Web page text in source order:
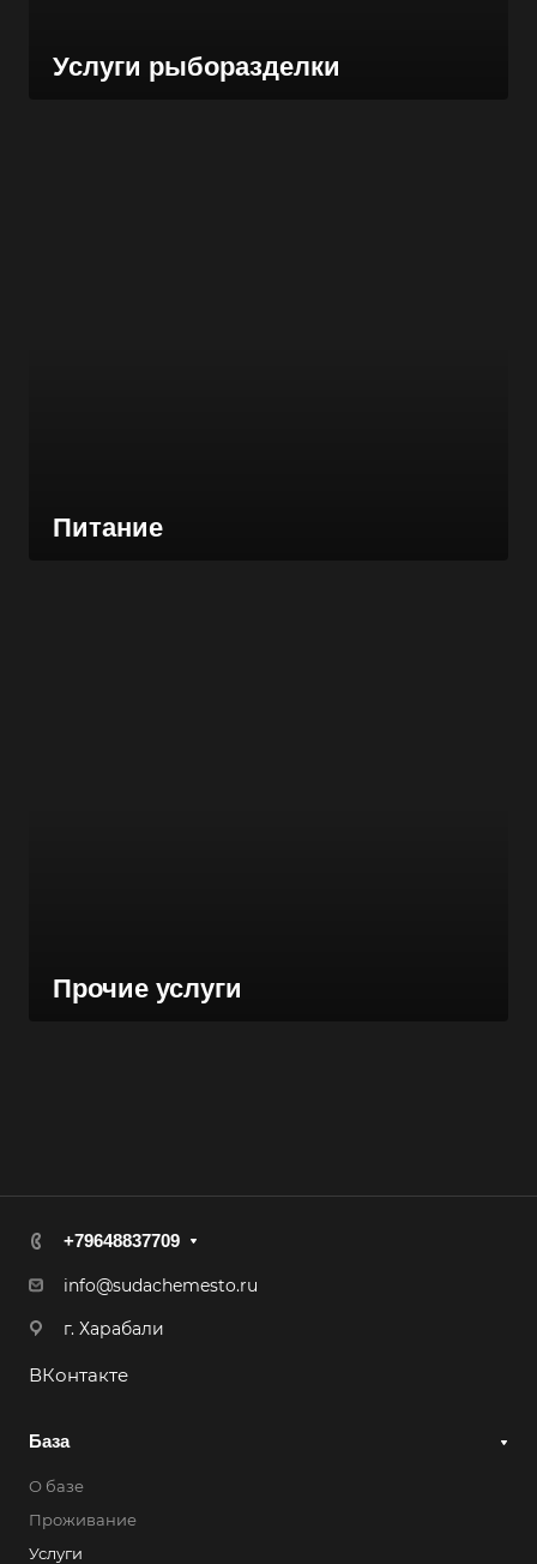
Услуги рыборазделки
Питание
Прочие услуги
+79648837709
info@sudachemesto.ru
г. Харабали
ВКонтакте
База
О базе
Проживание
Услуги